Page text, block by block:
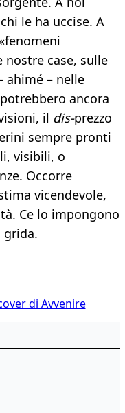
le ha uccise. A
case, sulle
ahimé – nelle
ancora
il dis-prezzo
sempre pronti
visibili, o
Occorre
vicendevole,
Ce lo impongono
di Avvenire